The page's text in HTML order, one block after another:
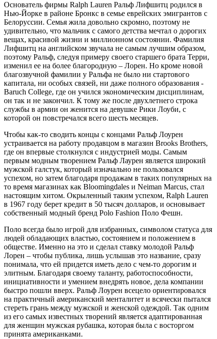
Основатель фирмы Ralph Lauren Ральф Лифшитц родился в
Нью-Йорке в районе Бронкс в семье еврейских эмигрантов с
Белоруссии. Семья жила довольно скромно, поэтому не
удивительно, что мальчик с самого детства мечтал о дорогих
вещах, красивой жизни и миллионном состоянии. Фамилия
Лифшитц на английском звучала не самым лучшим образом,
поэтому Ральф, следуя примеру своего старшего брата Терри,
изменил ее на более благородную – Лорен. Но кроме новой
благозвучной фамилии у Ральфа не было ни стартового
капитала, ни особых связей, ни даже полного образования -
Baruch College, где он учился экономическим дисциплинам,
он так и не закончил. К тому же после двухлетнего строка
службы в армии он женится на девушке Рики Лоуби, с
которой он повстречался всего шесть месяцев.
Чтобы как-то сводить концы с концами Ральф Лоурен
устраивается на работу продавцом в магазин Brooks Brothers,
где он впервые столкнулся с индустрией моды. Самым
первым модным творением Ральф Лаурен является широкий
мужской галстук, который изначально не пользовался
успехом, но затем благодаря продажам в таких популярных на
то время магазинах как Bloomingdales и Neiman Marcus, стал
настоящим хитом. Окрыленный таким успехом, Ralph Lauren
в 1967 году берет кредит в 50 тысяч долларов, и основывает
собственный модный бренд Polo Fashion Поло Фешн.
Поло всегда было игрой для избранных, символом статуса для
людей обладающих властью, состоянием и положением в
обществе. Именно на это и сделал ставку молодой Ральф
Лорен – чтобы публика, лишь услышав это название, сразу
понимала, что ей придется иметь дело с чем-то дорогим и
элитным. Благодаря своему таланту, работоспособности,
инициативности и умением внедрять новое, дела компании
быстро пошли вверх. Ральф Лоурен всецело ориентировался
на практичный американский менталитет и всячески пытался
стереть грань между мужской и женской одеждой. Так одним
из его самых известных творений является адаптированная
для женщин мужская рубашка, которая была с восторгом
принята американками.